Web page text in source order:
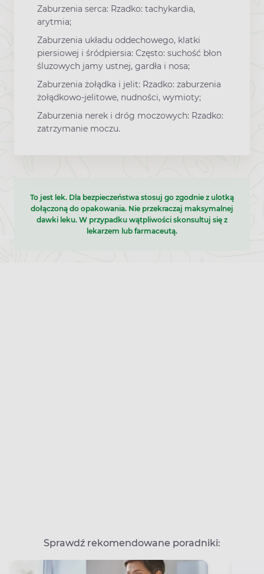
Zaburzenia serca: Rzadko: tachykardia,
arytmia;
Zaburzenia układu oddechowego, klatki
piersiowej i śródpiersia: Często: suchość błon
śluzowych jamy ustnej, gardła i nosa;
Zaburzenia żołądka i jelit: Rzadko: zaburzenia
żołądkowo-jelitowe, nudności, wymioty;
Zaburzenia nerek i dróg moczowych: Rzadko:
zatrzymanie moczu.
To jest lek. Dla bezpieczeństwa stosuj go zgodnie z ulotką
dołączoną do opakowania. Nie przekraczaj maksymalnej
dawki leku. W przypadku wątpliwości skonsultuj się z
lekarzem lub farmaceutą.
Sprawdź rekomendowane poradniki: